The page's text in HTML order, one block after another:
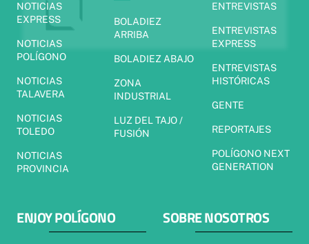
NOTICIAS
EXPRESS
NOTICIAS
POLÍGONO
NOTICIAS
TALAVERA
NOTICIAS
TOLEDO
NOTICIAS
PROVINCIA
BOLADIEZ
ARRIBA
BOLADIEZ ABAJO
ZONA
INDUSTRIAL
LUZ DEL TAJO /
FUSIÓN
ENTREVISTAS
ENTREVISTAS
EXPRESS
ENTREVISTAS
HISTÓRICAS
GENTE
REPORTAJES
POLÍGONO NEXT
GENERATION
ENJOY POLÍGONO SOBRE NOSOTROS